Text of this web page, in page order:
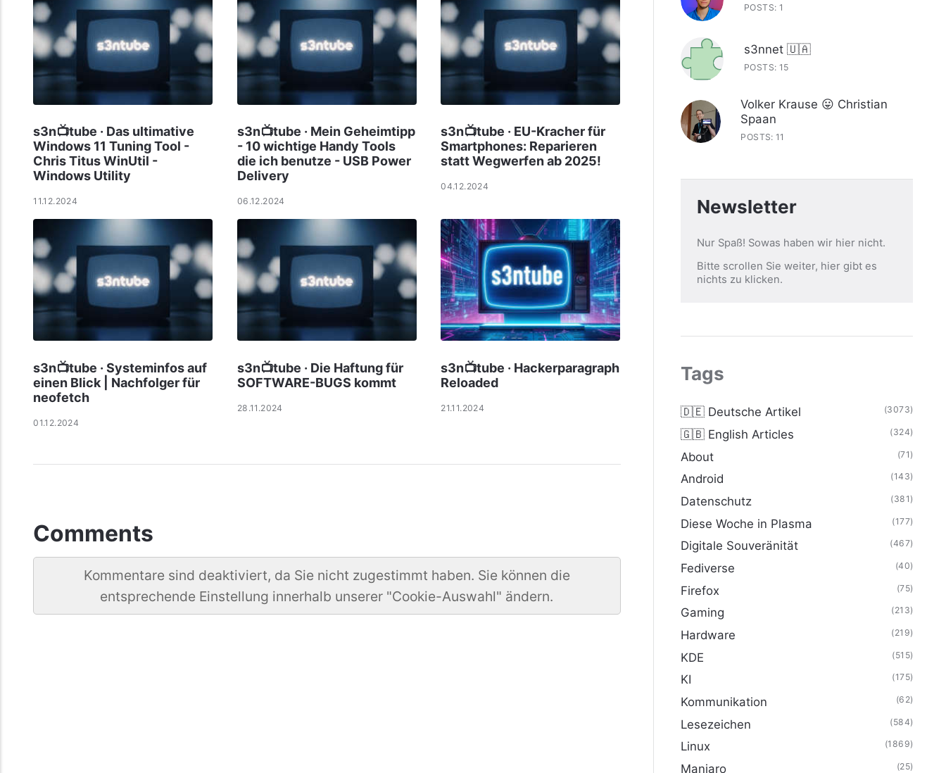
s3n📺tube · Das ultimative
Windows 11 Tuning Tool -
Chris Titus WinUtil -
Windows Utility
11.12.2024
s3n📺tube · Mein Geheimtipp
- 10 wichtige Handy Tools
die ich benutze - USB Power
Delivery
06.12.2024
s3n📺tube · EU-Kracher für
Smartphones: Reparieren
statt Wegwerfen ab 2025!
04.12.2024
s3n📺tube · Systeminfos auf
einen Blick | Nachfolger für
neofetch
01.12.2024
s3n📺tube · Die Haftung für
SOFTWARE-BUGS kommt
28.11.2024
s3n📺tube · Hackerparagraph
Reloaded
21.11.2024
Comments
Kommentare sind deaktiviert, da Sie nicht zugestimmt haben. Sie können die
entsprechende Einstellung innerhalb unserer "Cookie-Auswahl" ändern.
POSTS: 1
s3nnet 🇺🇦
POSTS: 15
Volker Krause 😛 Christian
Spaan
POSTS: 11
Newsletter
Nur Spaß! Sowas haben wir hier nicht.
Bitte scrollen Sie weiter, hier gibt es
nichts zu klicken.
Tags
🇩🇪 Deutsche Artikel (3073)
🇬🇧 English Articles (324)
About (71)
Android (143)
Datenschutz (381)
Diese Woche in Plasma (177)
Digitale Souveränität (467)
Fediverse (40)
Firefox (75)
Gaming (213)
Hardware (219)
KDE (515)
KI (175)
Kommunikation (62)
Lesezeichen (584)
Linux (1869)
Manjaro (25)